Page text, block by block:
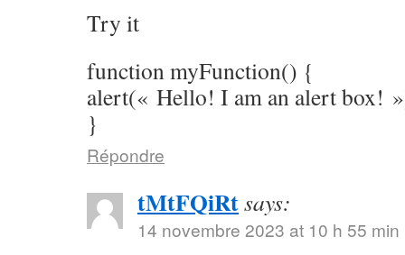
Try it
function myFunction() {
alert(« Hello! I am an alert box!
}
Répondre
tMtFQiRtsays:
14 novembre 2023 at 10 h 55 min